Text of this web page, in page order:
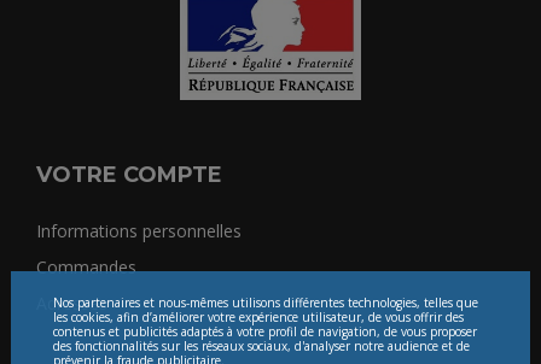
Nos partenaires et nous-mêmes utilisons différentes technologies, telles que
les cookies, afin d’améliorer votre expérience utilisateur, de vous offrir des
contenus et publicités adaptés à votre profil de navigation, de vous proposer
des fonctionnalités sur les réseaux sociaux, d'analyser notre audience et de
prévenir la fraude publicitaire.
VOTRE COMPTE
Informations personnelles
Commandes
Adresses